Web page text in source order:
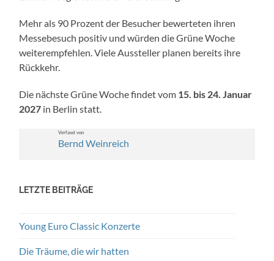
Mehr als 90 Prozent der Besuch­er bew­erteten ihren
Messebe­such pos­i­tiv und wür­den die Grüne Woche
weit­erempfehlen. Viele Aussteller pla­nen bere­its ihre
Rück­kehr.
Die näch­ste Grüne Woche find­et vom 15. bis 24. Jan­u­ar
2027 in Berlin statt.
Ver­fasst von
Bernd Wein­re­ich
LETZTE BEITRÄGE
Young Euro Classic Konzerte
Die Träume, die wir hatten